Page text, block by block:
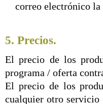
correo electrónico la
5. Precios.
El precio de los
programa / oferta
El precio de los
cualquier otro servicio